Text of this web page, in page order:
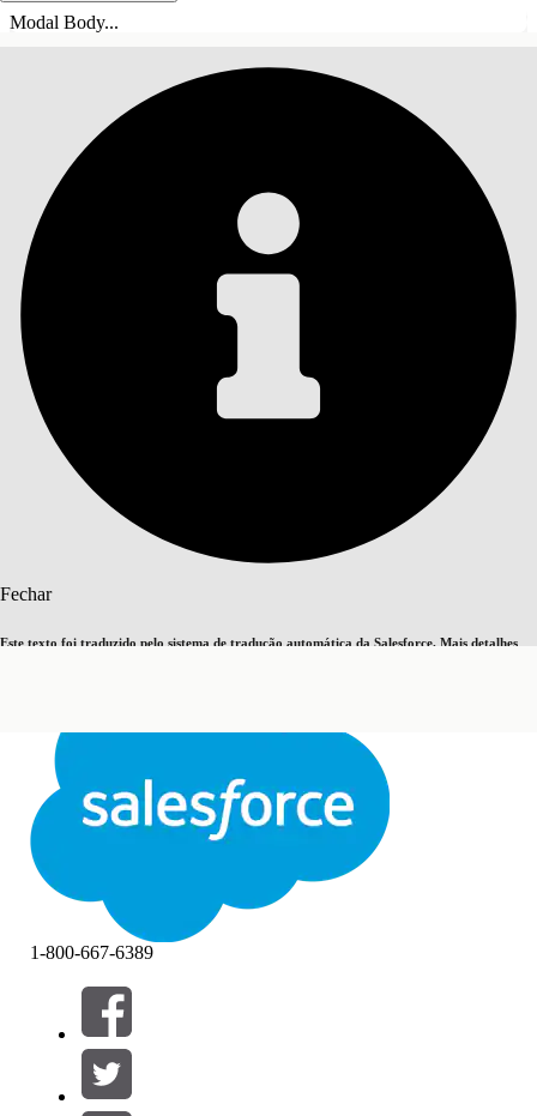
Modal Body...
Fechar
Este texto foi traduzido pelo sistema de tradução automática da Salesforce. Mais detalhes
Fechar Fechar
ÍNDICE
Pesquisar
Filtros (0)
SELECIONAR FILTROS
Área de produtos
1-800-667-6389